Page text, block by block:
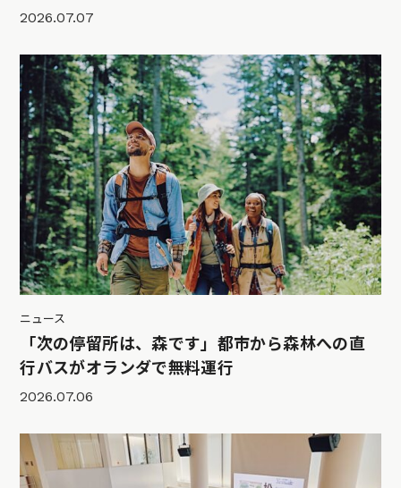
2026.07.07
ニュース
「次の停留所は、森です」都市から森林への直
行バスがオランダで無料運行
2026.07.06